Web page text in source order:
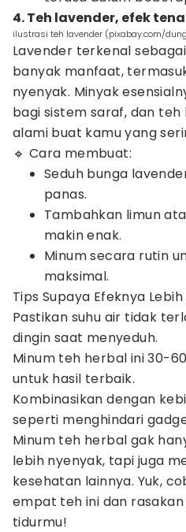
4. Teh lavender, efek
ilustrasi teh lavender (pixabay.com/
Lavender terkenal
banyak manfaat,
nyenyak. Minyak
bagi sistem saraf, dan teh
alami buat kamu yang
🔹 Cara membuat:
Seduh bunga
panas.
Tambahkan limun
makin enak.
Minum secara rutin
maksimal.
Tips Supaya Efeknya
Pastikan suhu air tidak
dingin saat menyeduh.
Minum teh herbal ini 30-
untuk hasil terbaik.
Kombinasikan dengan
seperti menghindari
Minum teh herbal gak
lebih nyenyak, tapi juga
kesehatan lainnya. Yuk,
empat teh ini dan
tidurmu!